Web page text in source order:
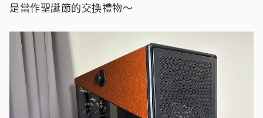
是當作聖誕節的交換禮物～